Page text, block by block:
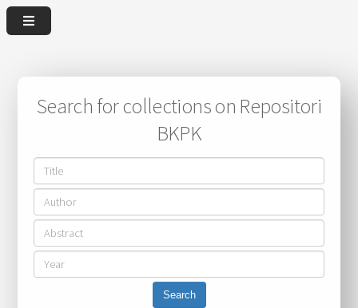
Search for collections on Repositori
BKPK
Search